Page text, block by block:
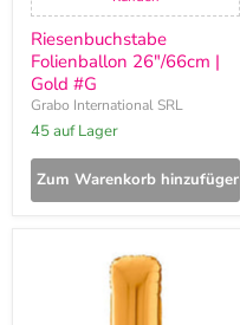
Riesenbuchstabe
Folienballon 26"/66cm |
Gold #G
Grabo International SRL
45 auf Lager
Zum Warenkorb hinzufügen
Riesenbuchstabe
Folienballon